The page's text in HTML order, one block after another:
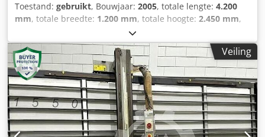
Toestand: gebruikt, Bouwjaar: 2005, totale lengte: 4.200
mm, totale breedte: 1.200 mm, totale hoogte: 2.450 mm,
Kleur: Grijs Gewicht: 485 kg - Bouwjaar: 2005 -
Documentatie aanwezig: Nee - CE markering aanwezig: Ja -
CE certificaat aanwezig: Nee - Serienummer: 25005630 -
Max. zaaghoogte horizontaal [mm]: 1550 - Max.
zaagbreedte [mm]: 3300 - Max. zaagdiepte [mm]: 55 - Min.
zaagblad diameter [mm]: 250 - Max. zaagblad diameter
[mm]: 250 - Asgat zaagblad diameter [mm]: 30 -
Horizontaal zagen: Ja - Verticaal zagen: Ja - Voltage [V]: 400
- Stroomverbruik [A]: 6.6 - Afzekering [A]: 16 - Vermogen
Veiling